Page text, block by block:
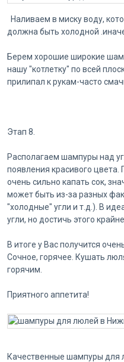
Наливаем в миску воду,
должна быть холодной
Берем хорошие широкие
нашу "котлетку" по всей
прилипал к рукам-часто
Этап 8.
Располагаем шампуры над
появления красивого
очень сильно капать сок,
может быть из-за разных
"холодные" угли и т.д.). В
угли, но достичь этого
В итоге у Вас получится
Сочное, горячее. Кушать
горячим.
Приятного аппетита!
Качественные шампуры для